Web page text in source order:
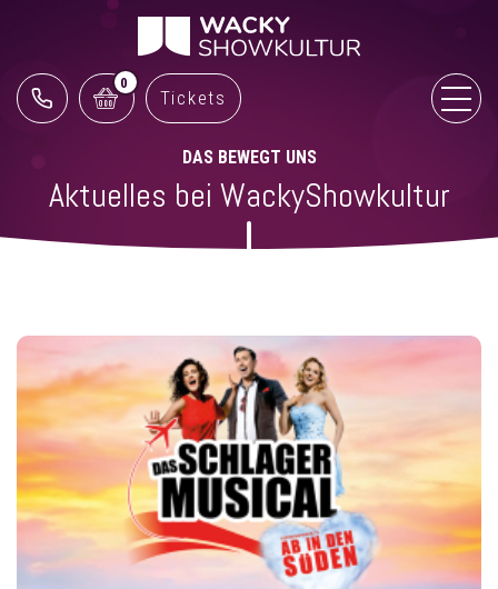
0
Tickets
DAS BEWEGT UNS
Aktuelles bei WackyShowkultur